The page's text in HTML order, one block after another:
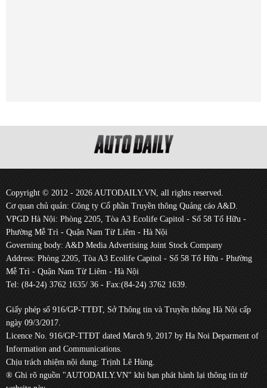
Copyright © 2012 - 2026 AUTODAILY.VN, all rights reserved.
Cơ quan chủ quản: Công ty Cổ phần Truyền thông Quảng cáo A&D.
VPGD Hà Nội: Phòng 2205, Tòa A3 Ecolife Capitol - Số 58 Tố Hữu -
Phường Mễ Trì - Quận Nam Từ Liêm - Hà Nội
Governing body: A&D Media Advertising Joint Stock Company
Address: Phòng 2205, Tòa A3 Ecolife Capitol - Số 58 Tố Hữu - Phường
Mễ Trì - Quận Nam Từ Liêm - Hà Nội
Tel: (84-24) 3762 1635/ 36 - Fax:(84-24) 3762 1639.
Giấy phép số 916/GP-TTĐT, Sở Thông tin và Truyền thông Hà Nội cấp
ngày 09/3/2017.
Licence No. 916/GP-TTĐT dated March 9, 2017 by Ha Noi Deparment of
Information and Communications.
Chịu trách nhiệm nội dung: Trịnh Lê Hùng.
® Ghi rõ nguồn "AUTODAILY.VN" khi bạn phát hành lại thông tin từ